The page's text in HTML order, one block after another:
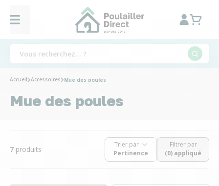
Accueil Accessoires Mue des poules
Mue des poules
7 produits
Trier par
Filtrer par
(0) appliqué